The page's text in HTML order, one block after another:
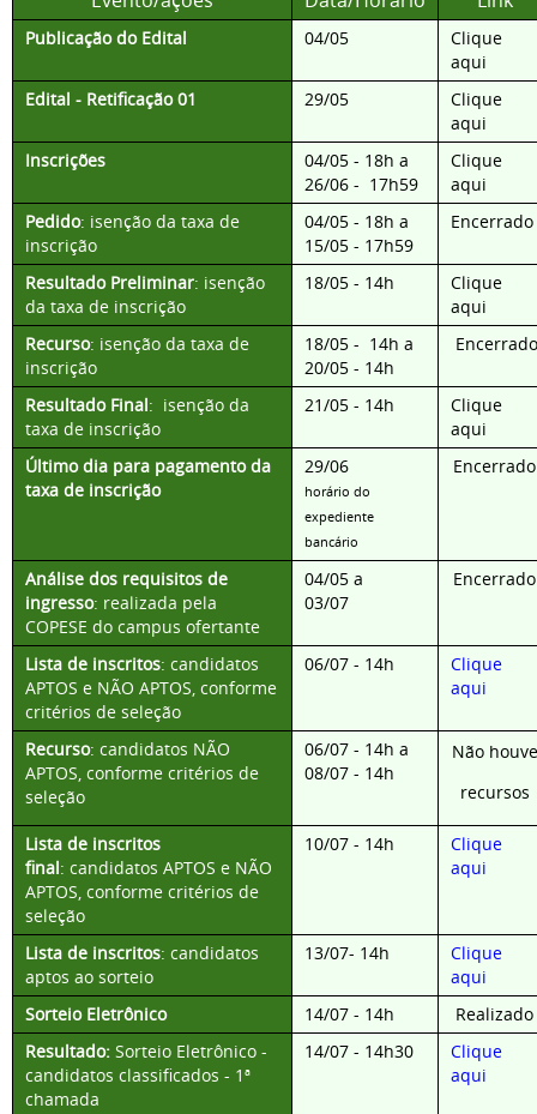
Publicação do Edital 04/05
Clique
aqui
Edital - Retificação 01
29/05
Clique
aqui
Inscrições
04/05 - 18h a
26/06 - 17h59
Clique
aqui
Pedido: isenção da taxa de
inscrição
04/05 - 18h a
15/05 - 17h59
Encerrado
Resultado Preliminar: isenção
da taxa de inscrição
18/05 - 14h
Clique
aqui
Recurso: isenção da taxa de
inscrição
18/05 - 14h a
20/05 - 14h
Encerrado
Resultado Final: isenção da
taxa de inscrição
21/05 - 14h
Clique
aqui
Último dia para pagamento da
taxa de inscrição
29/06
horário do
expediente
bancário
Encerrado
Análise dos requisitos de
ingresso: realizada pela
COPESE do campus ofertante
04/05 a
03/07
Encerrado
Lista de inscritos: candidatos
APTOS e NÃO APTOS, conforme
critérios de seleção
06/07 - 14h
Clique
aqui
Recurso: candidatos NÃO
APTOS, conforme critérios de
seleção
06/07 - 14h a
08/07 - 14h
Não houve
recursos
Lista de inscritos
final: candidatos APTOS e NÃO
APTOS, conforme critérios de
seleção
10/07 - 14h
Clique
aqui
Lista de inscritos: candidatos
aptos ao sorteio
13/07- 14h
Clique
aqui
Sorteio Eletrônico
14/07 - 14h
Realizado
Resultado: Sorteio Eletrônico -
candidatos classificados - 1ª
chamada
14/07 - 14h30
Clique
aqui